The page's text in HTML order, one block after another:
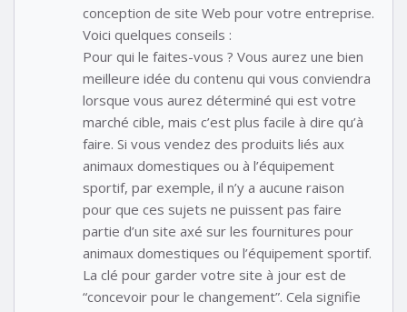
conception de site Web pour votre entreprise.
Voici quelques conseils :
Pour qui le faites-vous ? Vous aurez une bien
meilleure idée du contenu qui vous conviendra
lorsque vous aurez déterminé qui est votre
marché cible, mais c’est plus facile à dire qu’à
faire. Si vous vendez des produits liés aux
animaux domestiques ou à l’équipement
sportif, par exemple, il n’y a aucune raison
pour que ces sujets ne puissent pas faire
partie d’un site axé sur les fournitures pour
animaux domestiques ou l’équipement sportif.
La clé pour garder votre site à jour est de
“concevoir pour le changement”. Cela signifie